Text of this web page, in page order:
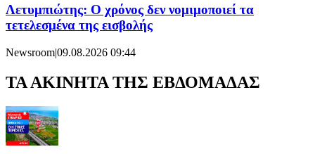
Λετυμπιώτης: Ο χρόνος δεν νομιμοποιεί τα
τετελεσμένα της εισβολής
Newsroom|09.08.2026 09:44
ΤΑ ΑΚΙΝΗΤΑ ΤΗΣ ΕΒΔΟΜΑΔΑΣ